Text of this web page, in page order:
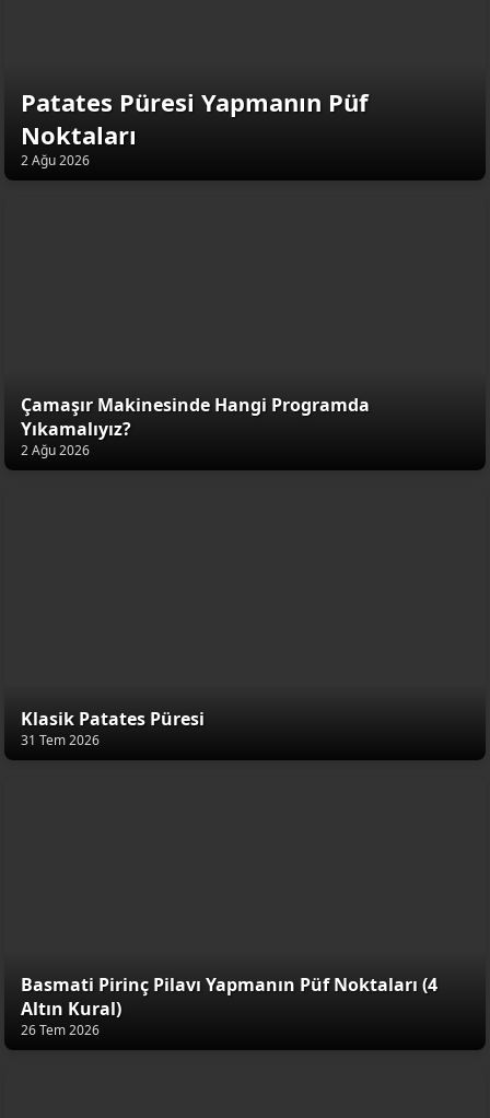
Patates Püresi Yapmanın Püf
Noktaları
2 Ağu 2026
Çamaşır Makinesinde Hangi Programda
Yıkamalıyız?
2 Ağu 2026
Klasik Patates Püresi
31 Tem 2026
Basmati Pirinç Pilavı Yapmanın Püf Noktaları (4
Altın Kural)
26 Tem 2026